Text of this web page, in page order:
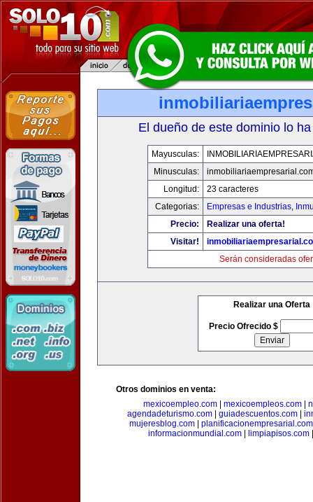
El dueño de este dominio lo
Mayusculas:
Minusculas:
Longitud:
23 caracteres
Categorias:
Empresas e Industrias,
Precio:
Realizar una oferta!
Visitar!
Serán consideradas
Realizar una Oferta
Precio Ofrecido $
Otros dominios en venta:
mexicoempleo.com
mexicoempleos.com
agendadeturismo.com
guiadescuentos.com
mujeresblog.com
planificacionempresarial.com
informacionmundial.com| limpiapisos.com